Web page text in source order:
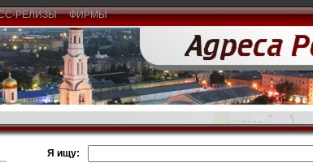
РЕЛИЗЫ ФИРМЫ
Я ищу: